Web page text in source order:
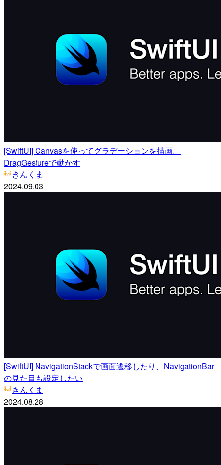
[SwiftUI] Canvasを使ってグラデーションを描画。
DragGestureで動かす
きんくま
2024.09.03
[SwiftUI] NavigationStackで画面遷移したり、NavigationBar
の見た目も設定したい
きんくま
2024.08.28